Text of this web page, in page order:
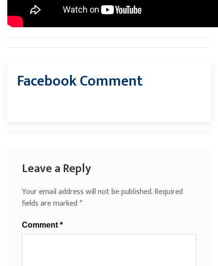
Facebook Comment
Leave a Reply
Your email address will not be published.Required
fields are marked*
Comment *